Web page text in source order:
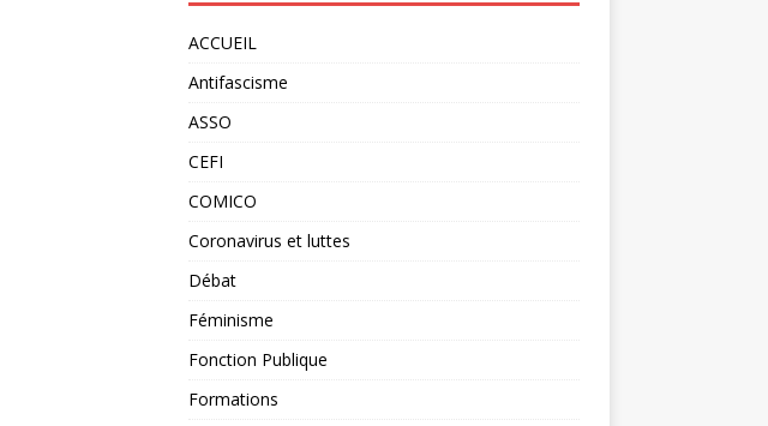
ACCUEIL
Antifascisme
ASSO
CEFI
COMICO
Coronavirus et luttes
Débat
Féminisme
Fonction Publique
Formations